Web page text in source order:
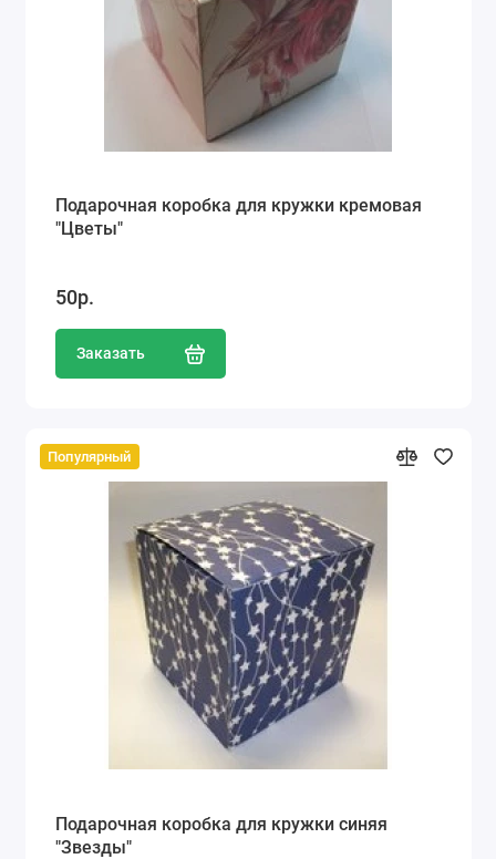
Подарочная коробка для кружки кремовая
"Цветы"
50р.
Заказать
Популярный
Подарочная коробка для кружки синяя
"Звезды"